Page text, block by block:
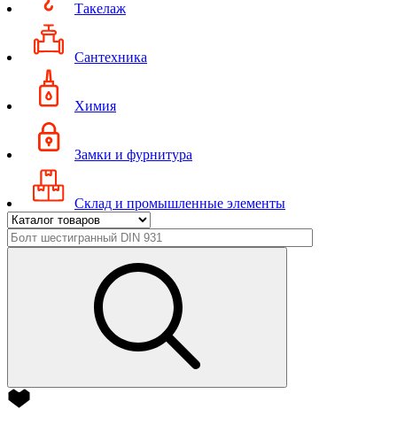
Такелаж
Сантехника
Химия
Замки и фурнитура
Склад и промышленные элементы